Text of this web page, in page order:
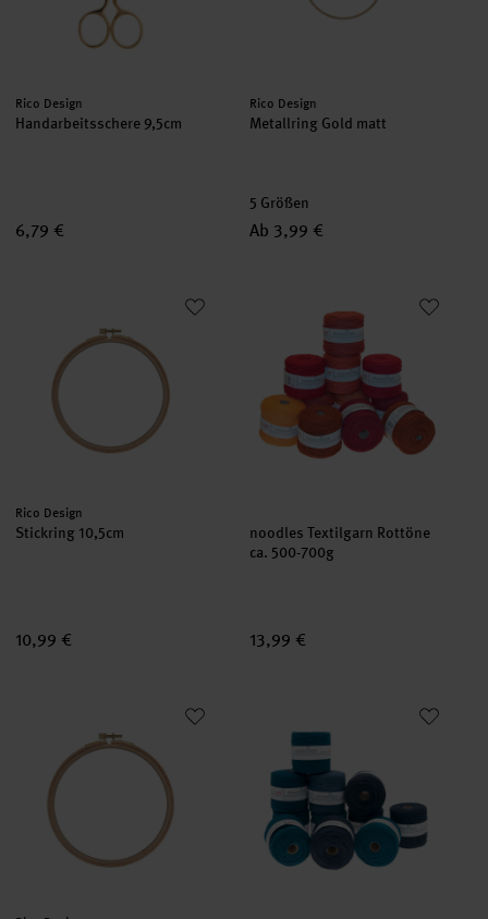
Hersteller:
Rico Design
Handarbeitsschere 9,5cm
6,79 €
Hersteller:
Rico Design
Metallring Gold matt
5 Größen
Ab 3,99 €
Hersteller:
Rico Design
Stickring 10,5cm
10,99 €
noodles Textilgarn Rottöne
noodles Textilgarn Rottöne
ca. 500-700g
13,99 €
noodles Textilgarn Blautöne